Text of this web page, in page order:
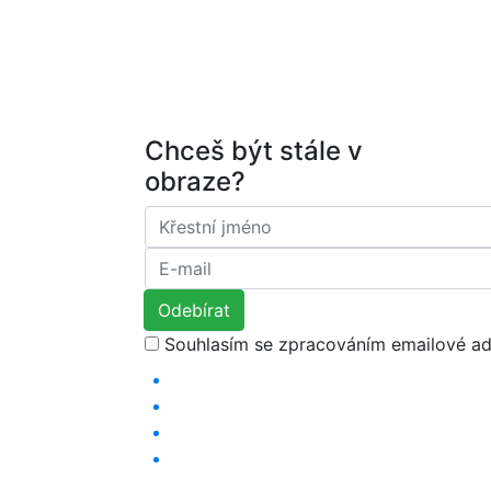
Chceš být stále v
obraze?
Souhlasím se zpracováním emailové